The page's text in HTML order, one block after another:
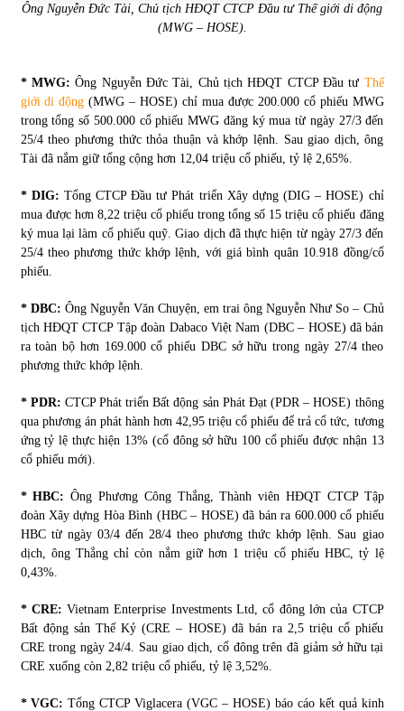
31/05/2022
Chứng khoán ngày 30/5/2022: Top 10 cổ phiếu nổi bật
31/05/2022
Phân tích giá tiền điện tử sau ngày thị trường lập kỷ lục
vốn hóa
09/11/2021
Chứng khoán ngày 12/10/2021: Top 10 cổ phiếu nổi bật
13/10/2021
13/10/2021
Ông Nguyễn Đức Tài, Chủ tịch HĐQT CTCP Đầu tư Thế giới di động
(MWG – HOSE).
* MWG: Ông Nguyễn Đức Tài, Chủ tịch HĐQT CTCP Đầu tư Thế
giới di động (MWG – HOSE) chỉ mua được 200.000 cổ phiếu MWG
trong tổng số 500.000 cổ phiếu MWG đăng ký mua từ ngày 27/3 đến
25/4 theo phương thức thỏa thuận và khớp lệnh. Sau giao dịch, ông
Tài đã nắm giữ tổng cộng hơn 12,04 triệu cổ phiếu, tỷ lệ 2,65%.
* DIG: Tổng CTCP Đầu tư Phát triển Xây dựng (DIG – HOSE) chỉ
mua được hơn 8,22 triệu cổ phiếu trong tổng số 15 triệu cổ phiếu đăng
ký mua lại làm cổ phiếu quỹ. Giao dịch đã thực hiện từ ngày 27/3 đến
25/4 theo phương thức khớp lệnh, với giá bình quân 10.918 đồng/cổ
phiếu.
* DBC: Ông Nguyễn Văn Chuyện, em trai ông Nguyễn Như So – Chủ
tịch HĐQT CTCP Tập đoàn Dabaco Việt Nam (DBC – HOSE) đã bán
ra toàn bộ hơn 169.000 cổ phiếu DBC sở hữu trong ngày 27/4 theo
phương thức khớp lệnh.
* PDR: CTCP Phát triển Bất động sản Phát Đạt (PDR – HOSE) thông
qua phương án phát hành hơn 42,95 triệu cổ phiếu để trả cổ tức, tương
ứng tỷ lệ thực hiện 13% (cổ đông sở hữu 100 cổ phiếu được nhận 13
cổ phiếu mới).
* HBC: Ông Phương Công Thắng, Thành viên HĐQT CTCP Tập
đoàn Xây dựng Hòa Bình (HBC – HOSE) đã bán ra 600.000 cổ phiếu
HBC từ ngày 03/4 đến 28/4 theo phương thức khớp lệnh. Sau giao
dịch, ông Thắng chỉ còn nắm giữ hơn 1 triệu cổ phiếu HBC, tỷ lệ
0,43%.
* CRE: Vietnam Enterprise Investments Ltd, cổ đông lớn của CTCP
Bất động sản Thế Kỷ (CRE – HOSE) đã bán ra 2,5 triệu cổ phiếu
CRE trong ngày 24/4. Sau giao dịch, cổ đông trên đã giảm sở hữu tại
CRE xuống còn 2,82 triệu cổ phiếu, tỷ lệ 3,52%.
* VGC: Tổng CTCP Viglacera (VGC – HOSE) báo cáo kết quả kinh